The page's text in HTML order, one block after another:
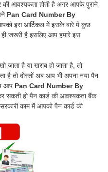
आवश्यकता होती है अगर आपके पुराने
Pan Card Number By
इस आर्टिकल में इसके बारे में कुछ
जरूरी है इसलिए आप हमारे इस
जाता है या खराब हो जाता है, तो
है तो दोस्तों अब आप भी अपना नया पैन
आप Pan Card Number By
सकती हो पैन कार्ड की आवश्यकता बैंक
काम में आपको पैन कार्ड की